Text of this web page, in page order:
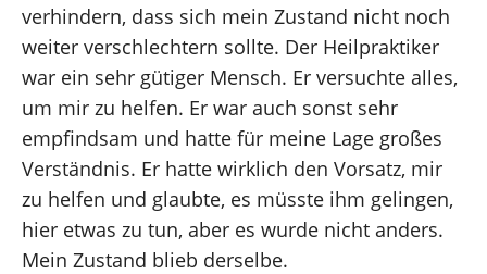
verhindern, dass sich mein Zustand nicht noch
weiter verschlechtern sollte. Der Heilpraktiker
war ein sehr gütiger Mensch. Er versuchte alles,
um mir zu helfen. Er war auch sonst sehr
empfindsam und hatte für meine Lage großes
Verständnis. Er hatte wirklich den Vorsatz, mir
zu helfen und glaubte, es müsste ihm gelingen,
hier etwas zu tun, aber es wurde nicht anders.
Mein Zustand blieb derselbe.